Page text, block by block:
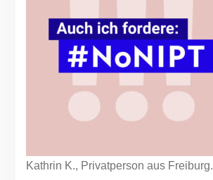
Kathrin K., Privatperson aus Freiburg.